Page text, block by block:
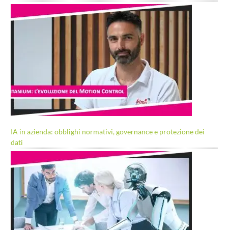
IA in azienda: obblighi normativi, governance e protezione dei
dati